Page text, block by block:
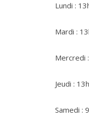
Lundi :
Mardi :
Mercredi
Jeudi :
Samedi :